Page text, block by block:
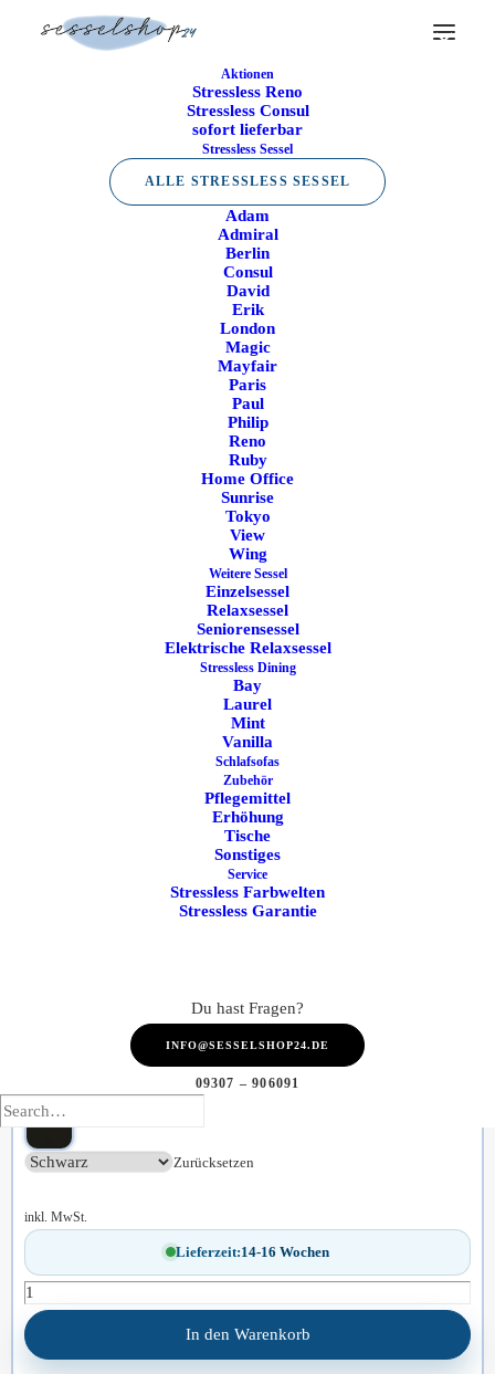
Aktionen
Stressless Reno
Stressless Consul
sofort lieferbar
Stressless Sessel
ALLE STRESSLESS SESSEL
Adam
Admiral
Berlin
Consul
David
Erik
London
Magic
Mayfair
Paris
Paul
Philip
Reno
Ruby
Home Office
Sunrise
Tokyo
View
Wing
Weitere Sessel
Einzelsessel
Relaxsessel
Seniorensessel
Elektrische Relaxsessel
Stressless Dining
Bay
Laurel
Mint
Vanilla
Schlafsofas
Zubehör
Pflegemittel
Erhöhung
Tische
Sonstiges
Service
Stressless Farbwelten
Stressless Garantie
Du hast Fragen?
INFO@SESSELSHOP24.DE
09307 – 906091
Stressless Sessel Wing M
Schwarz
Zurücksetzen
inkl. MwSt.
Lieferzeit:14-16 Wochen
Stressless
Sessel
In den Warenkorb